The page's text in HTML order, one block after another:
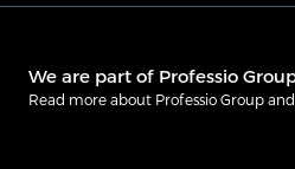
We are part of Professio
Read more about Professio Group